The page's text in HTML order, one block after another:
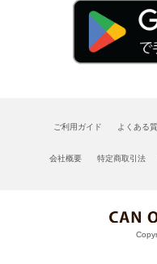
ご利用ガイド よくある
会社概要 特定商取引法